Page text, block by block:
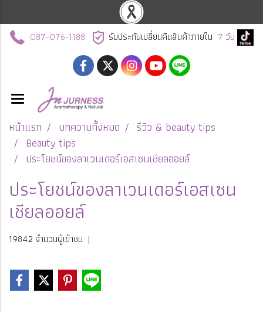
087-076-1188 รับประกันเปลี่ยนคืนสินค้าภายใน 7 วัน
หน้าแรก บทความทั้งหมด
รีวิว & beauty tips
Beauty tips
ประโยชน์ของลาเวนเดอร์เอสเซนเชียลออยล์
ประโยชน์ของลาเวนเดอร์เอสเซน
เชียลออยล์
19842 จำนวนผู้เข้าชม |